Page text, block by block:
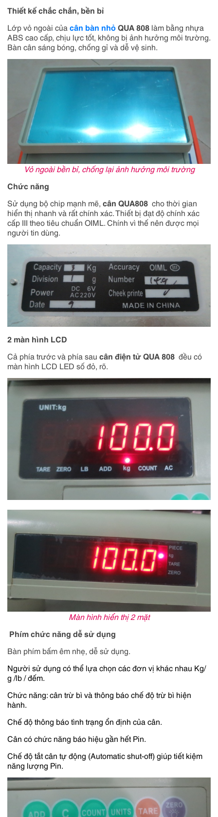
Thiết kế chắc chắn, bền bỉ
Lớp vỏ ngoài của cân bàn nhỏQUA 808 làm bằng nhựa
ABS cao cấp, chịu lực tốt, không bị ảnh hưởng môi trường.
Bàn cân sáng bóng, chống gỉ và dễ vệ sinh.
Vỏ ngoài bền bỉ, chống lại ảnh hưởng môi trường
Chức năng
Sử dụng bộ chip mạnh mẽ, cân QUA808 cho thời gian
hiển thị nhanh và rất chính xác. Thiết bị đạt độ chính xác
cấp III theo tiêu chuẩn OIML. Chính vì thế nên được mọi
người tin dùng.
2 màn hình LCD
Cả phía trước và phía sau cân điện tửQUA 808 đều có
màn hình LCD LED số đỏ, rõ.
Màn hình hiển thị 2 mặt
Phím chức năng dễ sử dụng
Bàn phím bấm êm nhẹ, dễ sử dụng.
Người sử dụng có thể lựa chọn các đơn vị khác nhau Kg/
g /lb / đếm.
Chức năng: cân trừ bì và thông báo chế độ trừ bì hiện
hành.
Chế độ thông báo tình trạng ổn định của cân.
Cân có chức năng báo hiệu gần hết Pin.
Chế độ tắt cân tự động (Automatic shut-off) giúp tiết kiệm
năng lượng Pin.